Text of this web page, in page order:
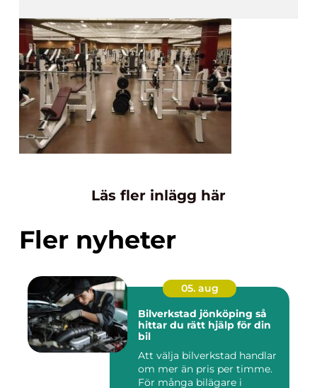
Läs fler inlägg här
Fler nyheter
05. aug
Bilverkstad jönköping så
hittar du rätt hjälp för din
bil
Att välja bilverkstad handlar
om mer än pris per timme.
För många bilägare i